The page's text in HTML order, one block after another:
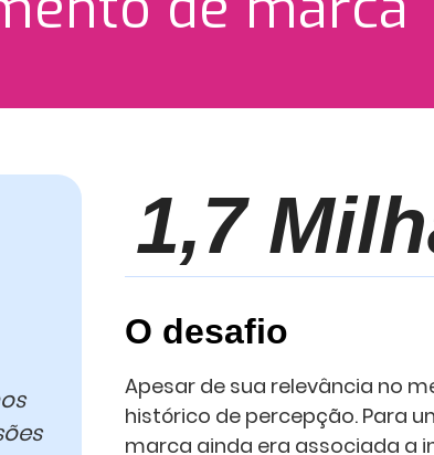
1,7
O desafio
Apesar de sua relevância no
histórico de percepção. Para
marca ainda era associada a